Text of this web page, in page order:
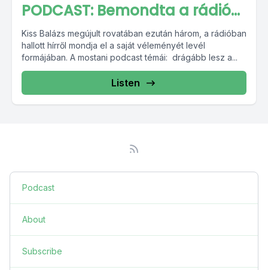
PODCAST: Bemondta a rádió…
Kiss Balázs megújult rovatában ezután három, a rádióban
hallott hírről mondja el a saját véleményét levél
formájában. A mostani podcast témái: drágább lesz a...
Listen
Podcast
About
Subscribe